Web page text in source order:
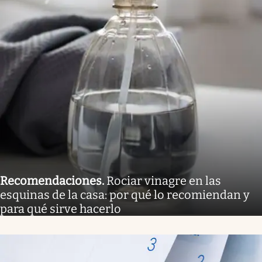
Recomendaciones. Rociar vinagre en las
esquinas de la casa: por qué lo recomiendan y
para qué sirve hacerlo